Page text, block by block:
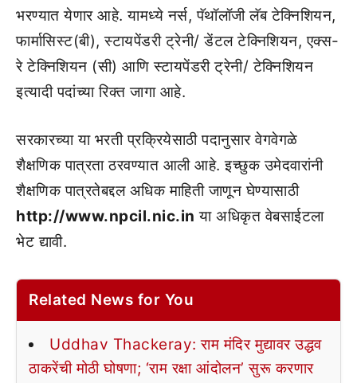
भरण्यात येणार आहे. यामध्ये नर्स, पॅथॉलॉजी लॅब टेक्निशियन,
फार्मासिस्ट(बी), स्टायपेंडरी ट्रेनी/ डेंटल टेक्निशियन, एक्स-
रे टेक्निशियन (सी) आणि स्टायपेंडरी ट्रेनी/ टेक्निशियन
इत्यादी पदांच्या रिक्त जागा आहे.
सरकारच्या या भरती प्रक्रियेसाठी पदानुसार वेगवेगळे
शैक्षणिक पात्रता ठरवण्यात आली आहे. इच्छुक उमेदवारांनी
शैक्षणिक पात्रतेबद्दल अधिक माहिती जाणून घेण्यासाठी
http://www.npcil.nic.in या अधिकृत वेबसाईटला
भेट द्यावी.
Related News for You
Uddhav Thackeray: राम मंदिर मुद्यावर उद्धव
ठाकरेंची मोठी घोषणा; ‘राम रक्षा आंदोलन’ सुरू करणार